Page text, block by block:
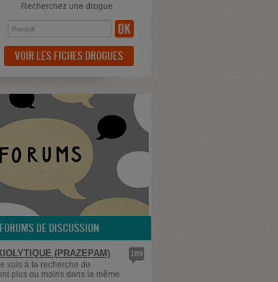
Recherchez une drogue
VOIR LES FICHES DROGUES
DE DISCUSSION
189
(PRAZEPAM)
suis à la recherche de
plus ou moins dans la même